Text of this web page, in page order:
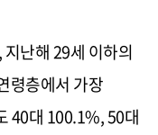
난해 29세 이하의
령층에서 가장
40대 100.1%, 50대